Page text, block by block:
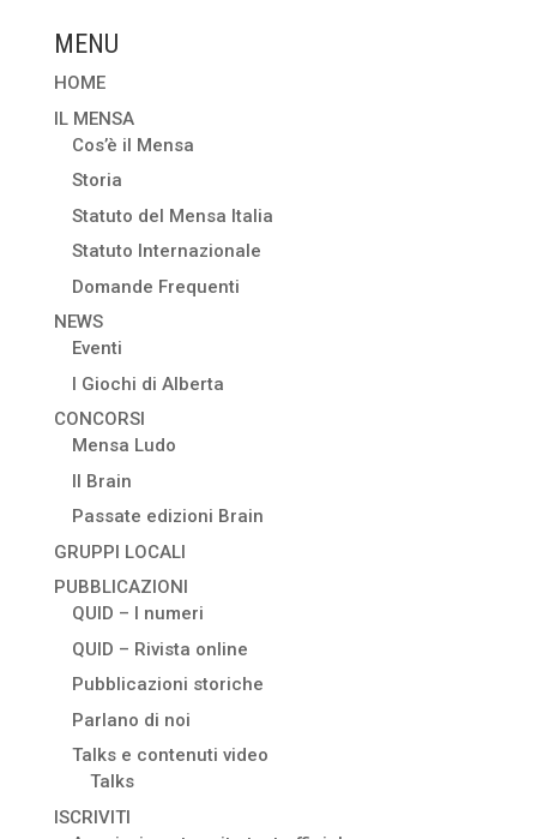
MENU
HOME
IL MENSA
Cos’è il Mensa
Storia
Statuto del Mensa Italia
Statuto Internazionale
Domande Frequenti
NEWS
Eventi
I Giochi di Alberta
CONCORSI
Mensa Ludo
Il Brain
Passate edizioni Brain
GRUPPI LOCALI
PUBBLICAZIONI
QUID – I numeri
QUID – Rivista online
Pubblicazioni storiche
Parlano di noi
Talks e contenuti video
Talks
ISCRIVITI